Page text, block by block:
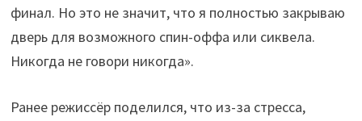
финал. Но это не значит, что я полностью закрываю
дверь для возможного спин-оффа или сиквела.
Никогда не говори никогда».
Ранее режиссёр поделился, что из-за стресса,